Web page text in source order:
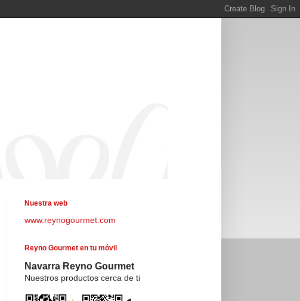
Nuestra web
www.reynogourmet.com
Reyno Gourmet en tu móvil
Navarra Reyno Gourmet
Nuestros productos cerca de ti